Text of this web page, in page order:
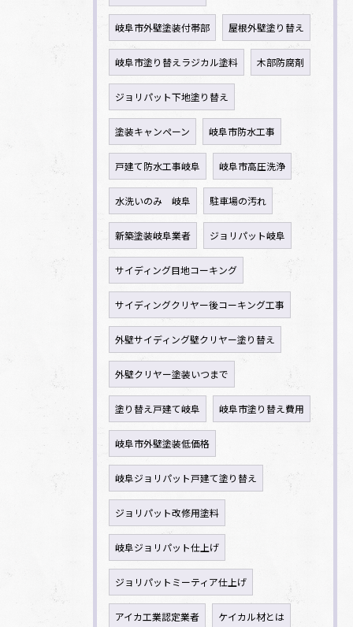
岐阜市外壁塗装付帯部 屋根外壁塗り替え
岐阜市塗り替えラジカル塗料 木部防腐剤
ジョリパット下地塗り替え
塗装キャンペーン 岐阜市防水工事
戸建て防水工事岐阜 岐阜市高圧洗浄
水洗いのみ 岐阜 駐車場の汚れ
新築塗装岐阜業者 ジョリパット岐阜
サイディング目地コーキング
サイディングクリヤー後コーキング工事
外壁サイディング壁クリヤー塗り替え
外壁クリヤー塗装いつまで
塗り替え戸建て岐阜 岐阜市塗り替え費用
岐阜市外壁塗装低価格
岐阜ジョリパット戸建て塗り替え
ジョリパット改修用塗料
岐阜ジョリパット仕上げ
ジョリパットミーティア仕上げ
アイカ工業認定業者 ケイカル材とは